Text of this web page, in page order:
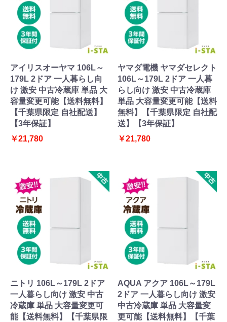
アイリスオーヤマ 106L～
179L 2ドア 一人暮らし向
け 激安 中古冷蔵庫 単品 大
容量変更可能【送料無料】
【千葉県限定 自社配送】
【3年保証】
￥21,780
ヤマダ電機 ヤマダセレクト
106L～179L 2ドア 一人暮
らし向け 激安 中古冷蔵庫
単品 大容量変更可能【送料
無料】【千葉県限定 自社配
送】【3年保証】
￥21,780
ニトリ 106L～179L 2ドア
一人暮らし向け 激安 中古
冷蔵庫 単品 大容量変更可
能【送料無料】【千葉県限
AQUA アクア 106L～179L
2ドア 一人暮らし向け 激安
中古冷蔵庫 単品 大容量変
更可能【送料無料】【千葉